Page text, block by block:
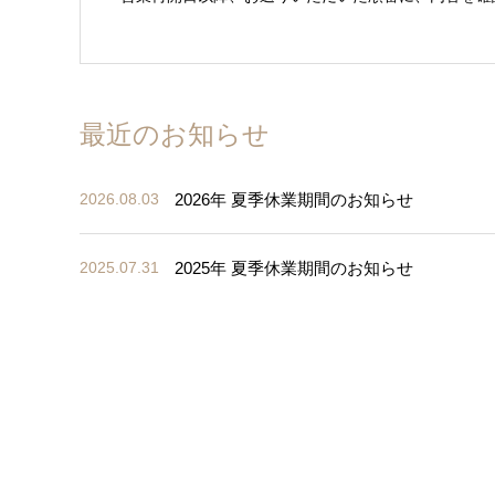
最近のお知らせ
2026.08.03 2026年 夏季休業期間のお知らせ
2025.07.31 2025年 夏季休業期間のお知らせ